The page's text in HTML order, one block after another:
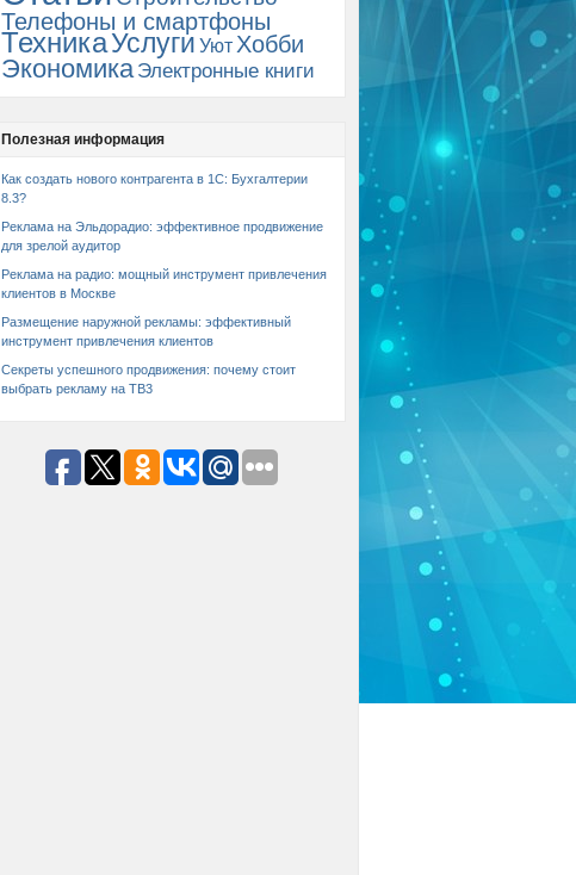
Телефоны и смартфоны
ТехникаУслуги Уют Хобби
Экономика Электронные книги
Полезная информация
Как создать нового контрагента в 1С: Бухгалтерии
8.3?
Реклама на Эльдорадио: эффективное продвижение
для зрелой аудитор
Реклама на радио: мощный инструмент привлечения
клиентов в Москве
Размещение наружной рекламы: эффективный
инструмент привлечения клиентов
Секреты успешного продвижения: почему стоит
выбрать рекламу на ТВ3